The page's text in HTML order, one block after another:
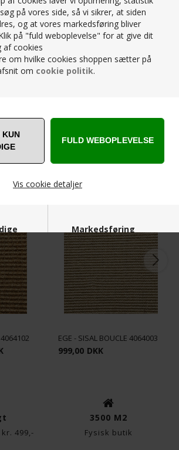
på vores side, så vi sikrer, at siden
og at vores markedsføring bliver
på "fuld weboplevelse" for at give dit
af cookies
om hvilke cookies shoppen sætter på
om cookie politik.
Vis cookie detaljer
Markedsføring
Statistiske
og rustikt look, som er dybt
naturlige garn.
OS HER
PRODUKTER
4064102 EGE - SISAL BOUCLE 4064003
999,00 DKK
499,-
3500 M2
Fysisk butik